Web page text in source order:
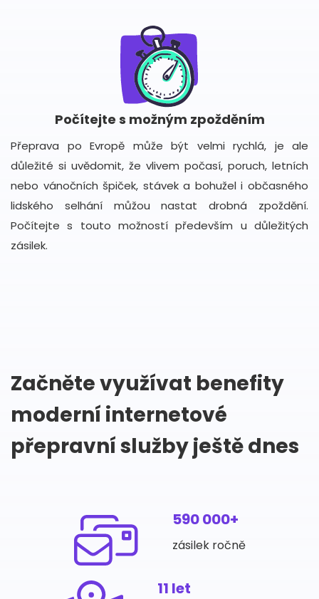
Počítejte s možným zpožděním
Přeprava po Evropě může být velmi rychlá, je ale
důležité si uvědomit, že vlivem počasí, poruch, letních
nebo vánočních špiček, stávek a bohužel i občasného
lidského selhání můžou nastat drobná zpoždění.
Počítejte s touto možností především u důležitých
zásilek.
Začněte využívat benefity
moderní internetové
přepravní služby ještě dnes
590 000+
zásilek ročně
11 let